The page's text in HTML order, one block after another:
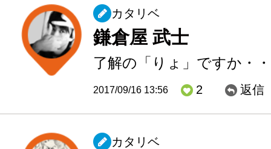
カタリベ
鎌倉屋 武士
了解の「りょ」ですか・
2017/09/16 13:56 2 返信
カタリベ